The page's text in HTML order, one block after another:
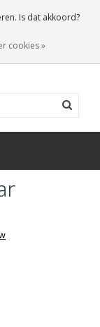
0 Artikelen
Is dat akkoord?
cookies »